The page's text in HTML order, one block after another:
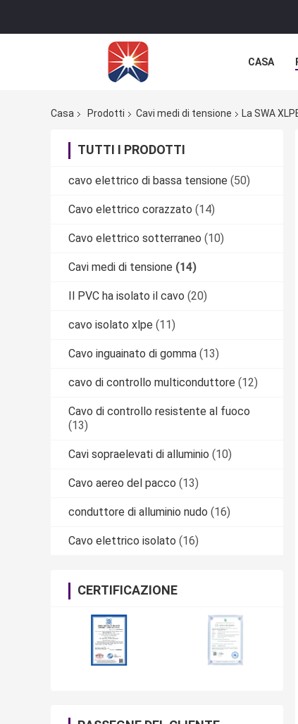
CASA
Casa Prodotti Cavi medi di tensione La SWA
TUTTI I PRODOTTI
cavo elettrico di bassa tensione (50)
Cavo elettrico corazzato (14)
Cavo elettrico sotterraneo (10)
Cavi medi di tensione (14)
Il PVC ha isolato il cavo (20)
cavo isolato xlpe (11)
Cavo inguainato di gomma (13)
cavo di controllo multiconduttore (12)
Cavo di controllo resistente al fuoco
(13)
Cavi sopraelevati di alluminio (10)
Cavo aereo del pacco (13)
conduttore di alluminio nudo (16)
Cavo elettrico isolato (16)
CERTIFICAZIONE